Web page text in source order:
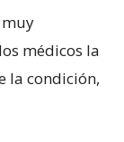
médicos la
la condición,